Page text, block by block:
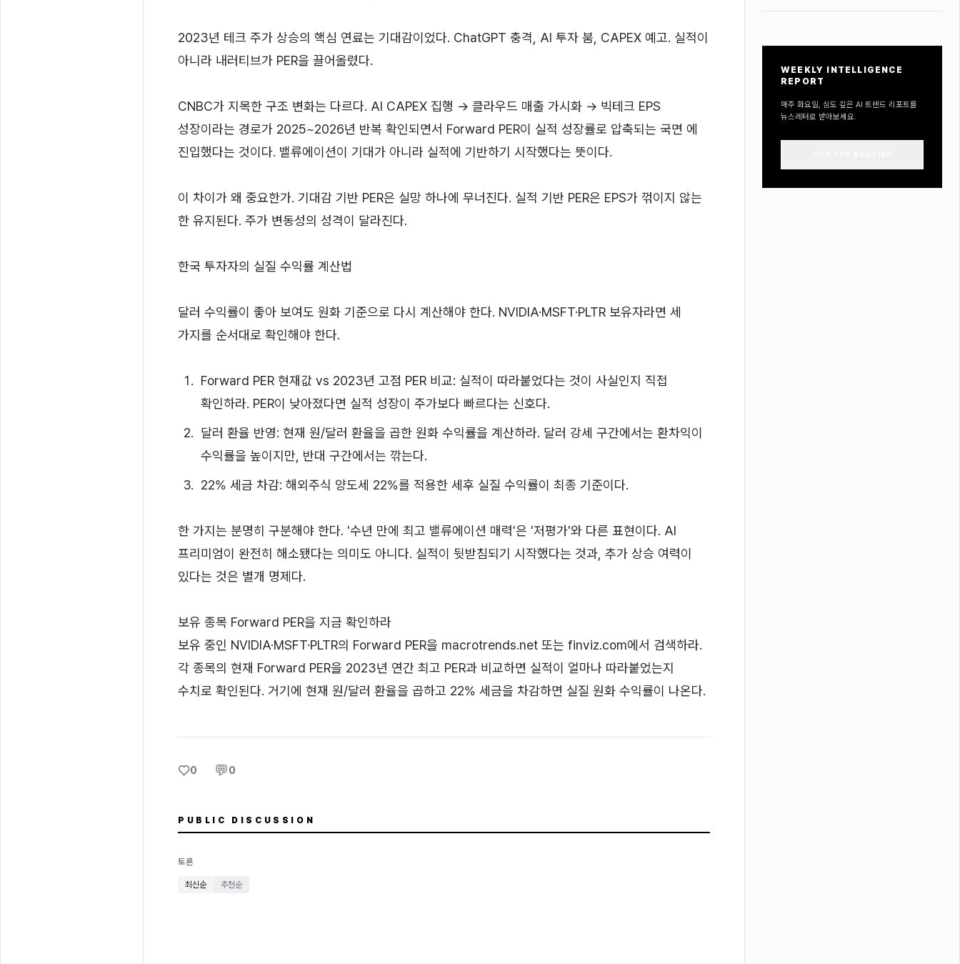
2023년 테크 주가 상승의 핵심 연료는 기대감이었다. ChatGPT 충격, AI 투자 붐, CAPEX 예고. 실적이
아니라 내러티브가 PER을 끌어올렸다.
CNBC가 지목한 구조 변화는 다르다. AI CAPEX 집행 → 클라우드 매출 가시화 → 빅테크 EPS
성장이라는 경로가 2025~2026년 반복 확인되면서 Forward PER이 실적 성장률로 압축되는 국면 에
진입했다는 것이다. 밸류에이션이 기대가 아니라 실적에 기반하기 시작했다는 뜻이다.
이 차이가 왜 중요한가. 기대감 기반 PER은 실망 하나에 무너진다. 실적 기반 PER은 EPS가 꺾이지 않는
한 유지된다. 주가 변동성의 성격이 달라진다.
한국 투자자의 실질 수익률 계산법
달러 수익률이 좋아 보여도 원화 기준으로 다시 계산해야 한다. NVIDIA·MSFT·PLTR 보유자라면 세
가지를 순서대로 확인해야 한다.
Forward PER 현재값 vs 2023년 고점 PER 비교: 실적이 따라붙었다는 것이 사실인지 직접
확인하라. PER이 낮아졌다면 실적 성장이 주가보다 빠르다는 신호다.
달러 환율 반영: 현재 원/달러 환율을 곱한 원화 수익률을 계산하라. 달러 강세 구간에서는 환차익이
수익률을 높이지만, 반대 구간에서는 깎는다.
22% 세금 차감: 해외주식 양도세 22%를 적용한 세후 실질 수익률이 최종 기준이다.
한 가지는 분명히 구분해야 한다. '수년 만에 최고 밸류에이션 매력'은 '저평가'와 다른 표현이다. AI
프리미엄이 완전히 해소됐다는 의미도 아니다. 실적이 뒷받침되기 시작했다는 것과, 추가 상승 여력이
있다는 것은 별개 명제다.
보유 종목 Forward PER을 지금 확인하라
보유 중인 NVIDIA·MSFT·PLTR의 Forward PER을 macrotrends.net 또는 finviz.com에서 검색하라.
각 종목의 현재 Forward PER을 2023년 연간 최고 PER과 비교하면 실적이 얼마나 따라붙었는지
수치로 확인된다. 거기에 현재 원/달러 환율을 곱하고 22% 세금을 차감하면 실질 원화 수익률이 나온다.
♡0 💬0
PUBLIC DISCUSSION
토론
최신순 추천순
WEEKLY INTELLIGENCE
REPORT
매주 화요일, 심도 깊은 AI 트렌드 리포트를
뉴스레터로 받아보세요.